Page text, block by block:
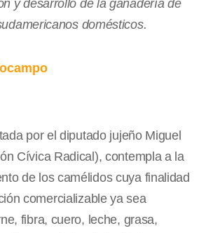
y desarrollo de la ganadería de
domésticos.
por el diputado jujeño Miguel
Cívica Radical), contempla a la
de los camélidos cuya finalidad
comercializable ya sea
fibra, cuero, leche, grasa,